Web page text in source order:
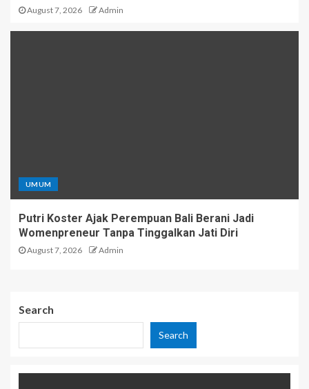
August 7, 2026 Admin
UMUM
Putri Koster Ajak Perempuan Bali Berani Jadi
Womenpreneur Tanpa Tinggalkan Jati Diri
August 7, 2026 Admin
Search
Search